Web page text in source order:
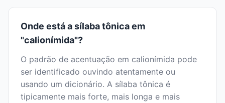
Onde está a sílaba tônica em
"calionímida"?
O padrão de acentuação em calionímida pode
ser identificado ouvindo atentamente ou
usando um dicionário. A sílaba tônica é
tipicamente mais forte, mais longa e mais